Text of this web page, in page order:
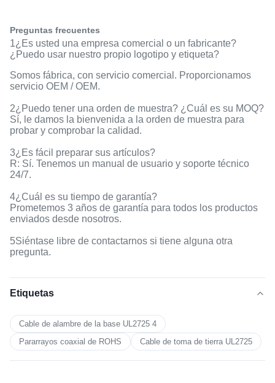
Preguntas frecuentes
1¿Es usted una empresa comercial o un fabricante?
¿Puedo usar nuestro propio logotipo y etiqueta?
Somos fábrica, con servicio comercial. Proporcionamos
servicio OEM / OEM.
2¿Puedo tener una orden de muestra? ¿Cuál es su MOQ?
Sí, le damos la bienvenida a la orden de muestra para
probar y comprobar la calidad.
3¿Es fácil preparar sus artículos?
R: Sí. Tenemos un manual de usuario y soporte técnico
24/7.
4¿Cuál es su tiempo de garantía?
Prometemos 3 años de garantía para todos los productos
enviados desde nosotros.
5Siéntase libre de contactarnos si tiene alguna otra
pregunta.
Etiquetas
Cable de alambre de la base UL2725 4
Pararrayos coaxial de ROHS
Cable de toma de tierra UL2725